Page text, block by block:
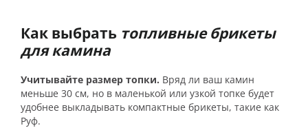
Как выбрать топливные брикеты
для камина
Учитывайте размер топки. Вряд ли ваш камин
меньше 30 см, но в маленькой или узкой топке будет
удобнее выкладывать компактные брикеты, такие как
Руф.